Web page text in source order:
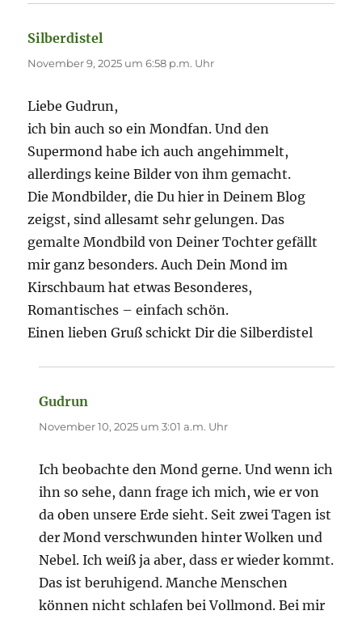
Silberdistel
November 9, 2025 um 6:58 p.m. Uhr
Liebe Gudrun,
ich bin auch so ein Mondfan. Und den
Supermond habe ich auch angehimmelt,
allerdings keine Bilder von ihm gemacht.
Die Mondbilder, die Du hier in Deinem Blog
zeigst, sind allesamt sehr gelungen. Das
gemalte Mondbild von Deiner Tochter gefällt
mir ganz besonders. Auch Dein Mond im
Kirschbaum hat etwas Besonderes,
Romantisches – einfach schön.
Einen lieben Gruß schickt Dir die Silberdistel
Gudrun
November 10, 2025 um 3:01 a.m. Uhr
Ich beobachte den Mond gerne. Und wenn ich
ihn so sehe, dann frage ich mich, wie er von
da oben unsere Erde sieht. Seit zwei Tagen ist
der Mond verschwunden hinter Wolken und
Nebel. Ich weiß ja aber, dass er wieder kommt.
Das ist beruhigend. Manche Menschen
können nicht schlafen bei Vollmond. Bei mir